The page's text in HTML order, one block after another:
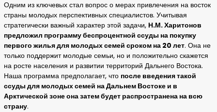
Одним из ключевых стал вопрос о мерах привлечения на восток
страны молодых перспективных специалистов. Учитывая
стратегически важный характер этой задачи, Н.М. Харитонов
предложил программу беспроцентной ссуды на покупку
первого жилья для молодых семей сроком на 20 лет. Она не
только поддержит молодые семьи, но и положительно скажется
на росте населения и развитии территорий Дальнего Востока.
Наша программа предполагает, что после введения такой
ссуды для молодых семей на Дальнем Востоке и в
Арктической зоне она затем будет распространена на всю
страну.